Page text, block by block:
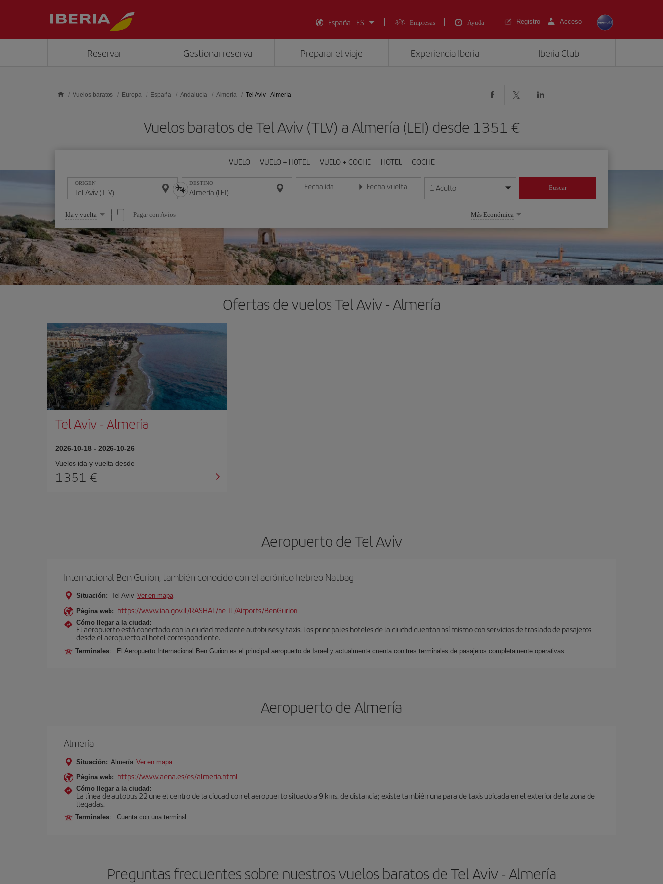
España - ES
Empresas Ayuda Registro Acceso
Reservar Gestionar reserva Preparar el viaje Experiencia Iberia Iberia Club
Vuelos baratos Europa España Andalucía Almería Tel Aviv - Almería
Vuelos baratos de Tel Aviv (TLV) a Almería (LEI) desde 1351 €
VUELO VUELO + HOTEL VUELO + COCHE HOTEL COCHE
ORIGEN DESTINO Fecha ida
Introduce la fecha en formato día/mes/año
Fecha vuelta
Introduce la fecha en formato día/mes/año
1 Adulto Buscar
Seleccione
una
opción
Ida y vuelta Pagar con Avios Más Económica
Ofertas de vuelos Tel Aviv - Almería
Tel Aviv-Almería
2026-10-18 - 2026-10-26
Vuelos ida y vuelta desde
1351 €
Aeropuerto de Tel Aviv
Internacional Ben Gurion, también conocido con el acrónico hebreo Natbag
Situación: Tel Aviv Ver en mapa
Página web: https://www.iaa.gov.il/RASHAT/he-IL/Airports/BenGurion
Cómo llegar a la ciudad:
El aeropuerto está conectado con la ciudad mediante autobuses y taxis. Los principales hoteles de la ciudad cuentan así mismo con servicios de traslado de pasajeros
desde el aeropuerto al hotel correspondiente.
Terminales: El Aeropuerto Internacional Ben Gurion es el principal aeropuerto de Israel y actualmente cuenta con tres terminales de pasajeros completamente operativas.
Aeropuerto de Almería
Almería
Situación: Almería Ver en mapa
Página web: https://www.aena.es/es/almeria.html
Cómo llegar a la ciudad:
La línea de autobus 22 une el centro de la ciudad con el aeropuerto situado a 9 kms. de distancia; existe también una para de taxis ubicada en el exterior de la zona de
llegadas.
Terminales: Cuenta con una terminal.
Preguntas frecuentes sobre nuestros vuelos baratos de Tel Aviv - Almería